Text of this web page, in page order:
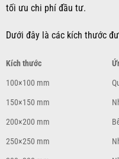
tối ưu chi phí đầu tư.
Dưới đây là các kích thước
Kích thước
100×100 mm
150×150 mm
200×200 mm
250×250 mm